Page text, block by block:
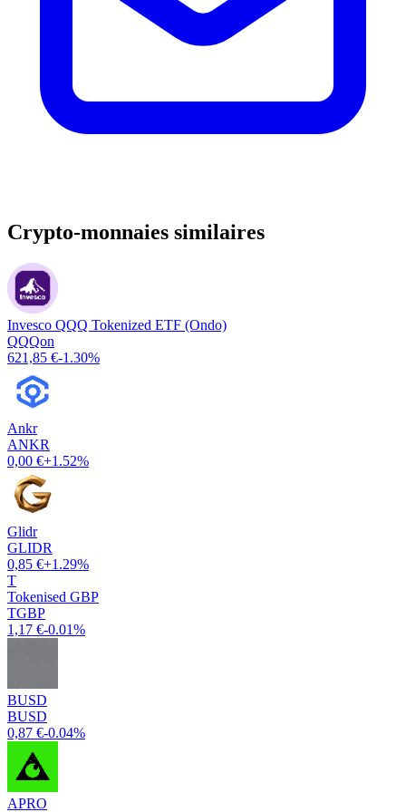
Crypto-monnaies similaires
Invesco QQQ Tokenized ETF (Ondo)
QQQon
621,85 €-1.30%
Ankr
ANKR
0,00 €+1.52%
Glidr
GLIDR
0,85 €+1.29%
T
Tokenised GBP
TGBP
1,17 €-0.01%
BUSD
BUSD
0,87 €-0.04%
APRO